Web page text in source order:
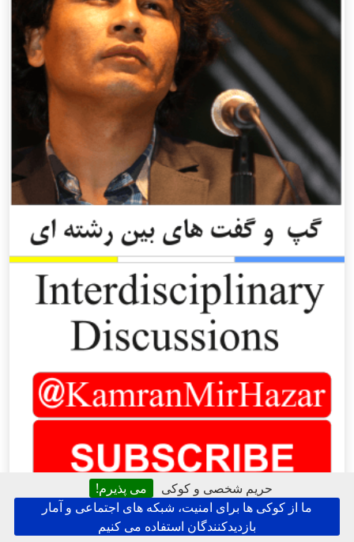
حریم شخصی و کوکی
می پذیرم!
ما از کوکی ها برای امنیت، شبکه های اجتماعی و آمار
بازدیدکنندگان استفاده می کنیم